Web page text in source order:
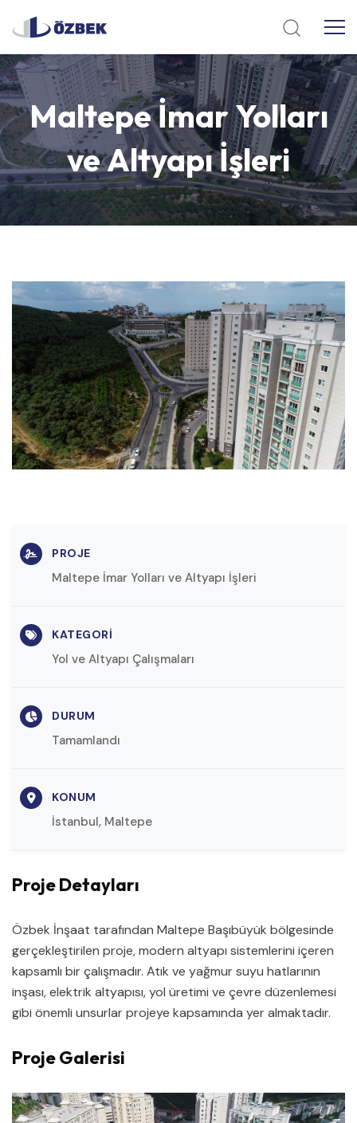
MaltepeİmarYolları
veAltyapıİşleri
PROJE
Maltepe İmar Yolları ve Altyapı İşleri
KATEGORI
Yol ve Altyapı Çalışmaları
DURUM
Tamamlandı
KONUM
İstanbul, Maltepe
Proje Detayları
Özbek İnşaat tarafından Maltepe Başıbüyük bölgesinde
gerçekleştirilen proje, modern altyapı sistemlerini içeren
kapsamlı bir çalışmadır. Atık ve yağmur suyu hatlarının
inşası, elektrik altyapısı, yol üretimi ve çevre düzenlemesi
gibi önemli unsurlar projeye kapsamında yer almaktadır.
Proje Galerisi